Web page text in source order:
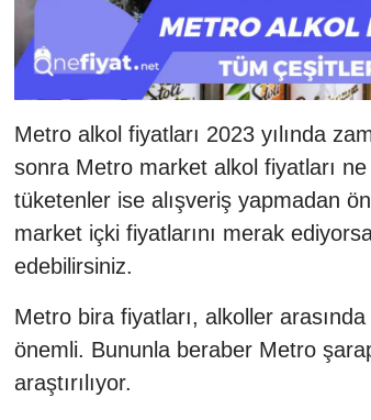
Metro alkol fiyatları 2023 yılında
sonra Metro market alkol fiyatları ne
tüketenler ise alışveriş yapmadan
market içki fiyatlarını merak
edebilirsiniz.
Metro bira fiyatları, alkoller
önemli. Bununla beraber Metro
araştırılıyor.